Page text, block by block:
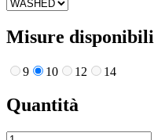
Misure disponibili
9 10 12 14
Quantità